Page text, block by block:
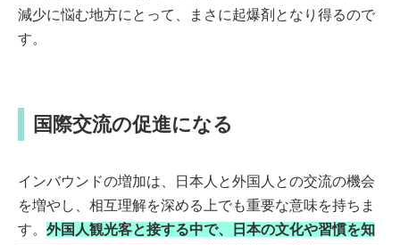
減少に悩む地方にとって、まさに起爆剤となり得るので
す。
国際交流の促進になる
インバウンドの増加は、日本人と外国人との交流の機会
を増やし、相互理解を深める上でも重要な意味を持ちま
す。 外国人観光客と接する中で、日本の文化や習慣を知